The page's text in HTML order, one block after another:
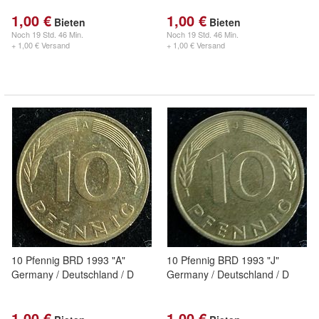
1,00 € Bieten
Noch 19 Std. 46 Min.
+ 1,00 € Versand
1,00 € Bieten
Noch 19 Std. 46 Min.
+ 1,00 € Versand
10 Pfennig BRD 1993 "A"
Germany / Deutschland / D
10 Pfennig BRD 1993 "J"
Germany / Deutschland / D